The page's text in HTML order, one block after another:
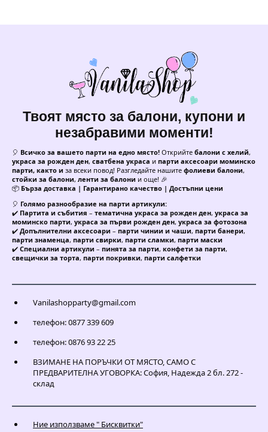
Твоят място за балони, купони и
незабравими моменти!
🎈 Всичко за вашето парти на едно място! Открийте балони с хелий,
украса за рожден ден, сватбена украса и парти аксесоари моминско
парти, както и за всеки повод! Разгледайте нашите фолиеви балони,
стойки за балони, ленти за балони и още! 🎉
📦 Бърза доставка | Гарантирано качество | Достъпни цени
🎈 Голямо разнообразие на парти артикули:
✔️ Партита и събития – тематична украса за рожден ден, украса за
моминско парти, украса за първи рожден ден, украса за фотозона
✔️ Допълнителни аксесоари – парти чинии и чаши, парти банери,
парти знаменца, парти свирки, парти сламки, парти маски
✔️ Специални артикули – пинята за парти, конфети за парти,
свещички за торта, парти покривки, парти салфетки
Vanilashopparty@gmail.com
телефон: 0877 339 609
телефон: 0876 93 22 25
ВЗИМАНЕ НА ПОРЪЧКИ ОТ МЯСТО, САМО С
ПРЕДВАРИТЕЛНА УГОВОРКА: София, Надежда 2 бл. 272 -
склад
Ние използваме " Бисквитки"